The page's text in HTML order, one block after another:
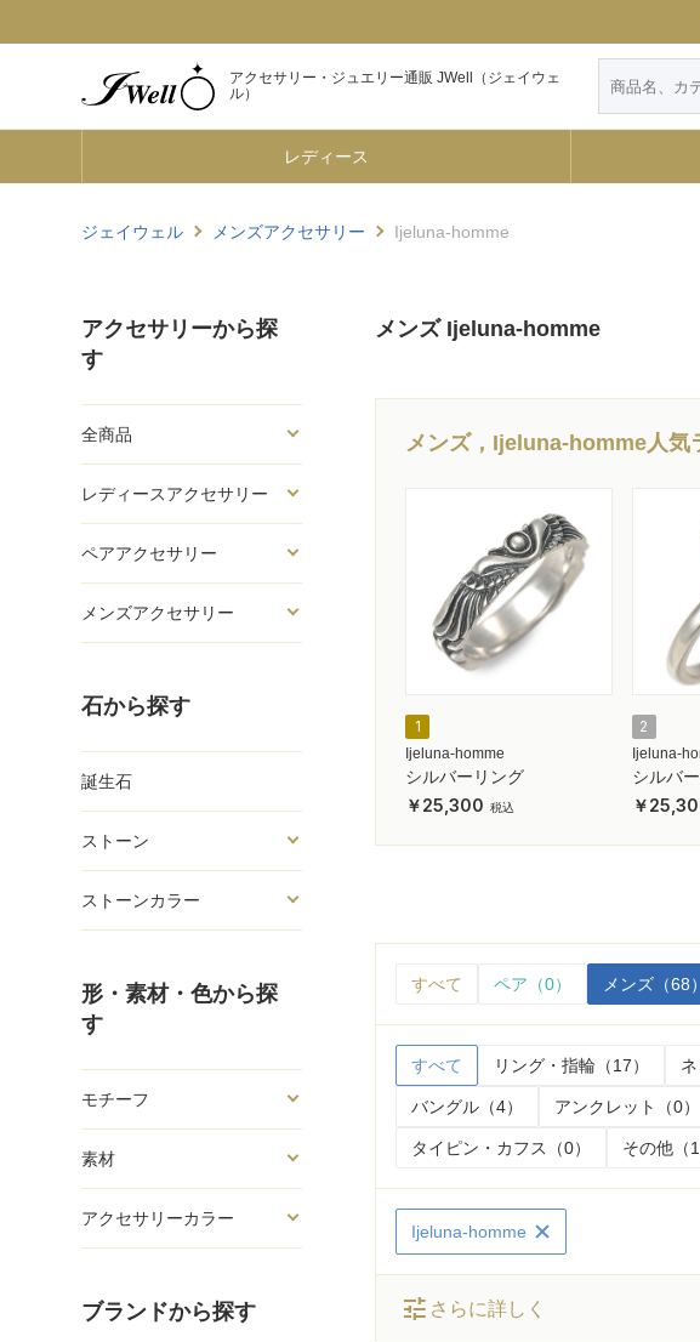
アクセサリー・ジュエリー通販 JWell（ジェイウェ
ル）
レディース
ジェイウェル メンズアクセサリー Ijeluna-homme
アクセサリーから探
す
全商品
レディースアクセサリー
ペアアクセサリー
メンズアクセサリー
石から探す
誕生石
ストーン
ストーンカラー
形・素材・色から探
す
モチーフ
素材
アクセサリーカラー
ブランドから探す
メンズ Ijeluna-homme
メンズ，Ijeluna-homme人気
1
Ijeluna-homme
シルバーリング
25,300
2
Ijeluna-
シルバ
すべて ペア（0） メンズ（68）
すべて リング・指輪（17）
バングル（4） アンクレット（0）
タイピン・カフス（0） その他（1
Ijeluna-homme
tune さらに詳しく